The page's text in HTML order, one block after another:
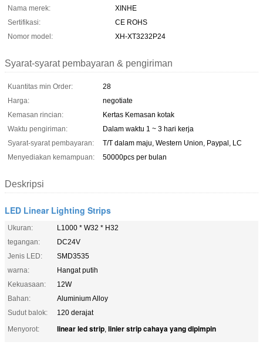
Nama merek:
XINHE
Sertifikasi:
CE ROHS
Nomor model:
XH-XT3232P24
Syarat-syarat pembayaran & pengiriman
Kuantitas min Order:
28
Harga:
negotiate
Kemasan rincian:
Kertas Kemasan kotak
Waktu pengiriman:
Dalam waktu 1 ~ 3 hari kerja
Syarat-syarat pembayaran:
T/T dalam maju, Western Union, Paypal, LC
Menyediakan kemampuan:
50000pcs per bulan
Deskripsi
LED Linear Lighting Strips
Ukuran:
L1000 * W32 * H32
tegangan:
DC24V
Jenis LED:
SMD3535
warna:
Hangat putih
Kekuasaan:
12W
Bahan:
Aluminium Alloy
Sudut balok:
120 derajat
Menyorot:
linear led strip, linier strip cahaya yang dipimpin